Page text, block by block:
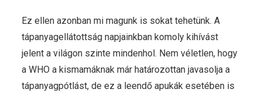
Ez ellen azonban mi magunk is sokat tehetünk. A
tápanyagellátottság napjainkban komoly kihívást
jelent a világon szinte mindenhol. Nem véletlen, hogy
a WHO a kismamáknak már határozottan javasolja a
tápanyagpótlást, de ez a leendő apukák esetében is